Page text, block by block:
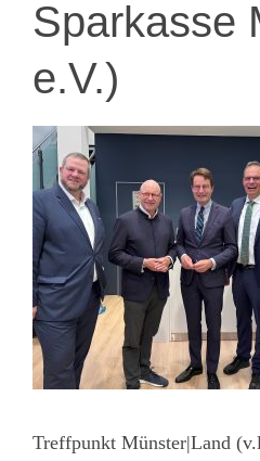
Sparkasse
e.V.)
Treffpunkt Münster|Land